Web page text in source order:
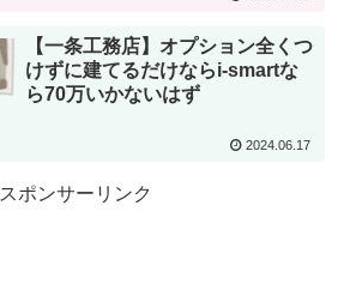
【一条工務店】オプション全くつ
けずに建てるだけならi-smartな
ら70万いかないはず
2024.06.17
スポンサーリンク